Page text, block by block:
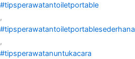
#tipsperawatantoiletportable
,
#tipsperawatantoiletportablesederhana
,
#tipsperawatanuntukacara